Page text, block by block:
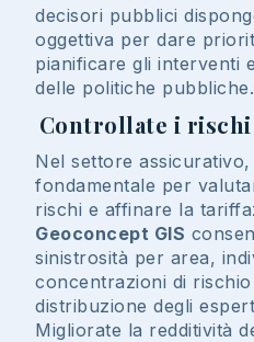
decisori pubblici
oggettiva per dare
pianificare gli interventi
delle politiche pubbliche.
Controllate i
Nel settore
fondamentale per
rischi e affinare la
Geoconcept GIS
sinistrosità per area,
concentrazioni di
distribuzione degli
Migliorate la redditività